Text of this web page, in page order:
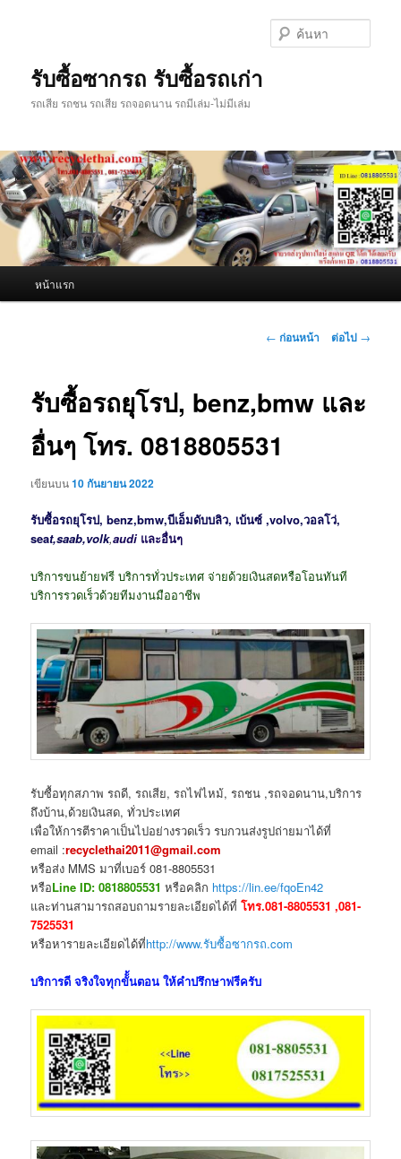
รับซื้อซากรถ รับซื้อรถเก่า
รถเสีย รถชน รถเสีย รถจอดนาน รถมีเล่ม-ไม่มีเล่ม
หน้าแรก
เมนู
← ก่อนหน้า ต่อไป →
รับซื้อรถยุโรป, benz,bmw และ
อื่นๆ โทร. 0818805531
เขียนบน10 กันยายน 2022
รับซื้อรถยุโรป, benz,bmw,บีเอ็มดับบลิว, เบ้นซ์ ,volvo,วอลโว่,
seat,saab,volk,audiและอื่นๆ
บริการขนย้ายฟรี บริการทั่วประเทศ จ่ายด้วยเงินสดหรือโอนทันที
บริการรวดเร็วด้วยทีมงานมืออาชีพ
รับซื้อทุกสภาพ รถดี, รถเสีย, รถไฟไหม้, รถชน ,รถจอดนาน,บริการ
ถึงบ้าน,ด้วยเงินสด, ทั่วประเทศ
เพื่อให้การตีราคาเป็นไปอย่างรวดเร็ว รบกวนส่งรูปถ่ายมาได้ที่
email :recyclethai2011@gmail.com
หรือส่ง MMS มาที่เบอร์ 081-8805531
หรือLine ID: 0818805531หรือคลิก https://lin.ee/fqoEn42
และท่านสามารถสอบถามรายละเอียดได้ที่โทร.081-8805531 ,081-
7525531
หรือหารายละเอียดได้ที่http://www.รับซื้อซากรถ.com
บริการดี จริงใจทุกขัั้นตอน ให้คำปรึกษาฟรีครับ